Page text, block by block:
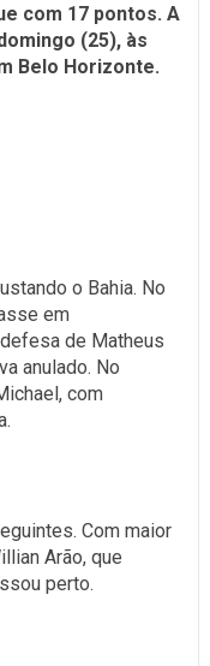
com 17 pontos. A
(25), às
Belo Horizonte.
o Bahia. No
em
de Matheus
anulado. No
com
Com maior
Arão, que
perto.